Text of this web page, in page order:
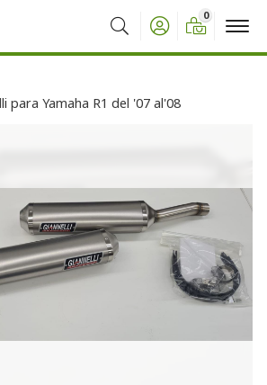
Buscar
0
para Yamaha R1 del '07 al'08